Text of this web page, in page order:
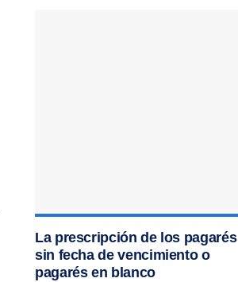
La prescripción de los pagarés
sin fecha de vencimiento o
pagarés en blanco